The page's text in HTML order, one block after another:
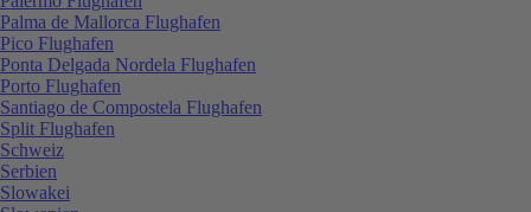
Palma de Mallorca Flughafen
Pico Flughafen
Ponta Delgada Nordela Flughafen
Porto Flughafen
Santiago de Compostela Flughafen
Split Flughafen
Schweiz
Serbien
Slowakei